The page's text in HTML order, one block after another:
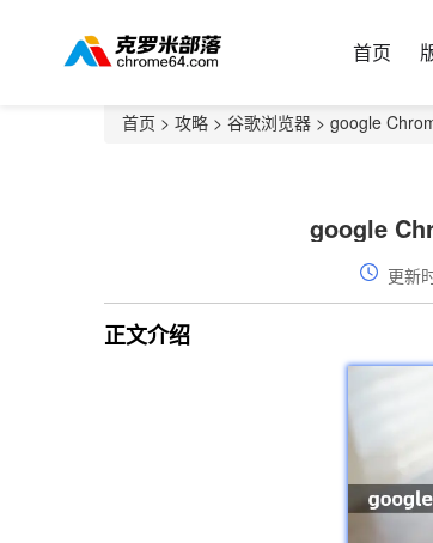
首页
首页 > 攻略 > 谷歌浏览器 > google
google
更新
正文介绍